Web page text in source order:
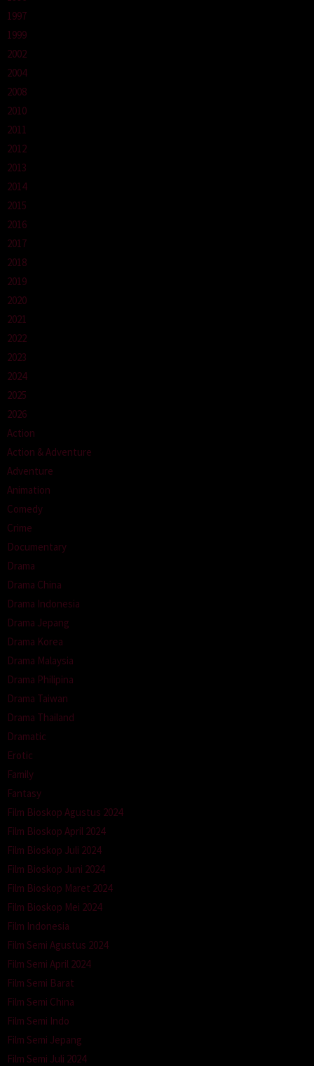
1997
1999
2002
2004
2008
2010
2011
2012
2013
2014
2015
2016
2017
2018
2019
2020
2021
2022
2023
2024
2025
2026
Action
Action & Adventure
Adventure
Animation
Comedy
Crime
Documentary
Drama
Drama China
Drama Indonesia
Drama Jepang
Drama Korea
Drama Malaysia
Drama Philipina
Drama Taiwan
Drama Thailand
Dramatic
Erotic
Family
Fantasy
Film Bioskop Agustus 2024
Film Bioskop April 2024
Film Bioskop Juli 2024
Film Bioskop Juni 2024
Film Bioskop Maret 2024
Film Bioskop Mei 2024
Film Indonesia
Film Semi Agustus 2024
Film Semi April 2024
Film Semi Barat
Film Semi China
Film Semi Indo
Film Semi Jepang
Film Semi Juli 2024